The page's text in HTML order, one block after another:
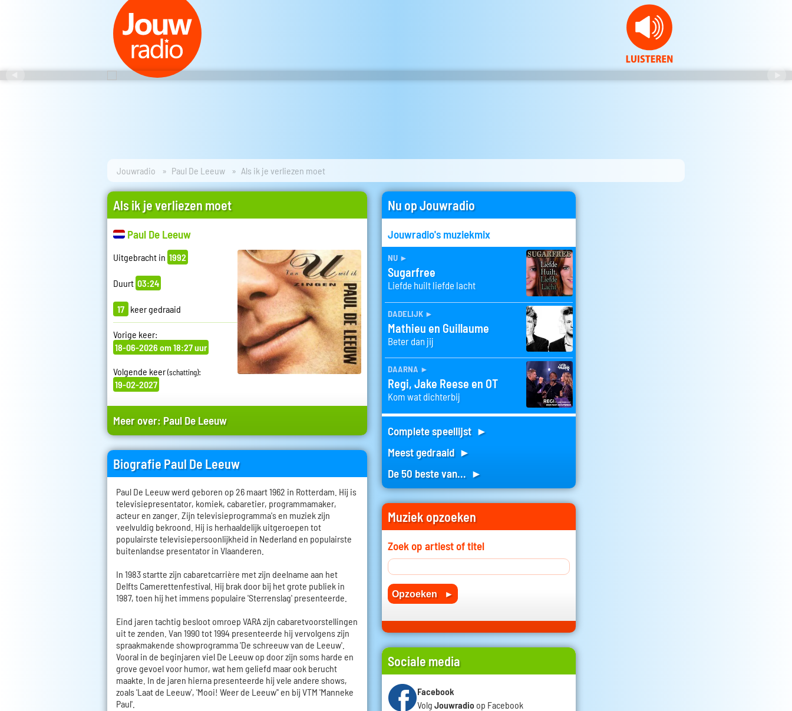
Jouwradio Paul De Leeuw Als ik je verliezen moet
Als ik je verliezen moet
Paul De Leeuw
Uitgebracht in 1992
Duurt 03:24
17 keer gedraaid
Vorige keer:
18-06-2026 om 18:27 uur
Volgende keer(schatting):
19-02-2027
Meer over: Paul De Leeuw
Biografie Paul De Leeuw
Paul De Leeuw werd geboren op 26 maart 1962 in Rotterdam. Hij is
televisiepresentator, komiek, cabaretier, programmamaker,
acteur en zanger. Zijn televisieprogramma's en muziek zijn
veelvuldig bekroond. Hij is herhaaldelijk uitgeroepen tot
populairste televisiepersoonlijkheid in Nederland en populairste
buitenlandse presentator in Vlaanderen.
In 1983 startte zijn cabaretcarrière met zijn deelname aan het
Delfts Camerettenfestival. Hij brak door bij het grote publiek in
1987, toen hij het immens populaire 'Sterrenslag' presenteerde.
Eind jaren tachtig besloot omroep VARA zijn cabaretvoorstellingen
uit te zenden. Van 1990 tot 1994 presenteerde hij vervolgens zijn
spraakmakende showprogramma 'De schreeuw van de Leeuw'.
Vooral in de beginjaren viel De Leeuw op door zijn soms harde en
grove gevoel voor humor, wat hem geliefd maar ook berucht
maakte. In de jaren hierna presenteerde hij vele andere shows,
zoals 'Laat de Leeuw', 'Mooi! Weer de Leeuw'' en bij VTM 'Manneke
Paul'.
Nu op Jouwradio
Jouwradio's muziekmix
nu ►
Sugarfree
Liefde huilt liefde lacht
dadelijk ►
Mathieu en Guillaume
Beter dan jij
daarna ►
Regi, Jake Reese en OT
Kom wat dichterbij
Complete speellijst ►
Meest gedraaid ►
De 50 beste van... ►
Muziek opzoeken
Zoek op artiest of titel
Sociale media
Facebook
Volg Jouwradio op Facebook